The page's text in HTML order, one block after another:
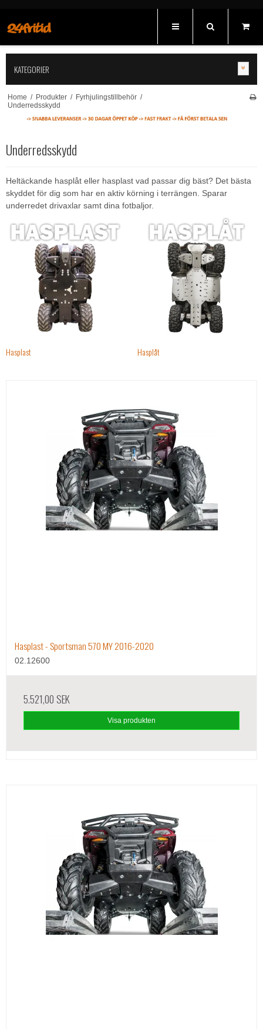
KATEGORIER
Home / Produkter / Fyrhjulingstillbehör /
Underredsskydd
Underredsskydd
Heltäckande hasplåt eller hasplast vad passar dig bäst? Det bästa
skyddet för dig som har en aktiv körning i terrängen. Sparar
underredet drivaxlar samt dina fotbaljor.
Hasplast Hasplåt
Hasplast - Sportsman 570 MY 2016-2020
02.12600
5.521,00 SEK
Visa produkten